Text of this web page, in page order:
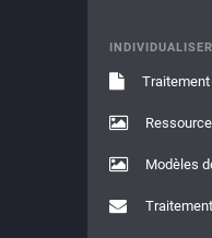
INDIVIDUALISER
Modèles